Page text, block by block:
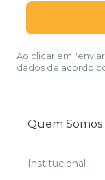
Ao clicar em
dados de acordo
Quem Somos
Institucional